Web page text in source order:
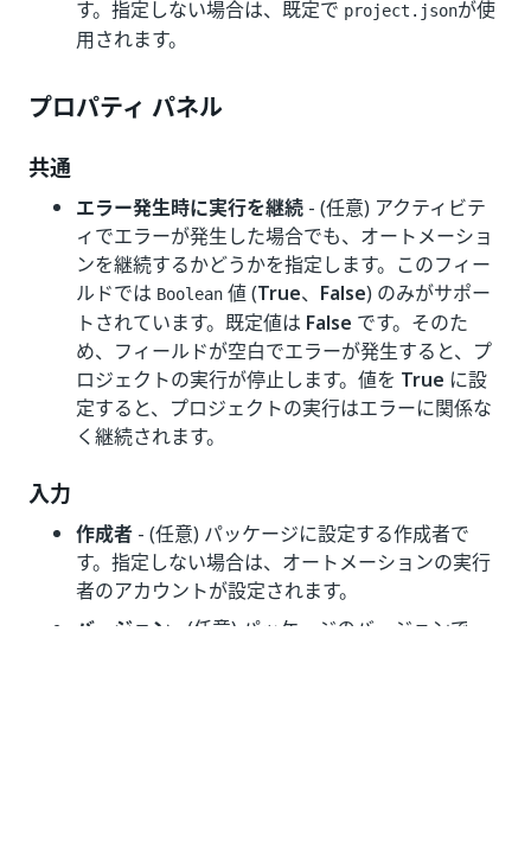
す。指定しない場合は、既定で project.jsonが使
用されます。
プロパティ パネル
共通
エラー発生時に実行を継続 - (任意) アクティビテ
ィでエラーが発生した場合でも、オートメーショ
ンを継続するかどうかを指定します。このフィー
ルドでは Boolean 値 (True、 False) のみがサポー
トされています。既定値は False です。そのた
め、フィールドが空白でエラーが発生すると、プ
ロジェクトの実行が停止します。値を True に設
定すると、プロジェクトの実行はエラーに関係な
く継続されます。
入力
作成者 - (任意) パッケージに設定する作成者で
す。指定しない場合は、オートメーションの実行
者のアカウントが設定されます。
バージョン - (任意) パッケージのバージョンで